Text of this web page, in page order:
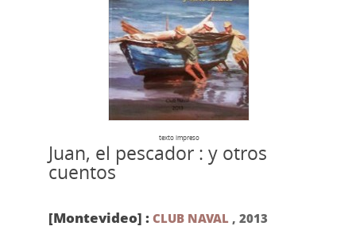
texto impreso
Juan, el pescador : y otros
cuentos
[Montevideo] : CLUB NAVAL, 2013